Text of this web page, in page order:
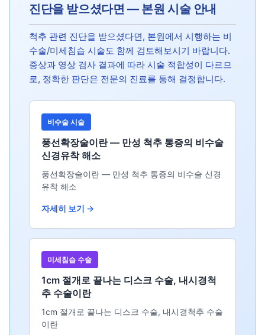
진단을 받으셨다면 — 본원 시술 안내
척추 관련 진단을 받으셨다면, 본원에서 시행하는 비
수술/미세침습 시술도 함께 검토해보시기 바랍니다.
증상과 영상 검사 결과에 따라 시술 적합성이 다르므
로, 정확한 판단은 전문의 진료를 통해 결정합니다.
비수술 시술
풍선확장술이란 — 만성 척추 통증의 비수술
신경유착 해소
풍선확장술이란 — 만성 척추 통증의 비수술 신경
유착 해소
자세히 보기 →
미세침습 수술
1cm 절개로 끝나는 디스크 수술, 내시경척
추 수술이란
1cm 절개로 끝나는 디스크 수술, 내시경척추 수술
이란